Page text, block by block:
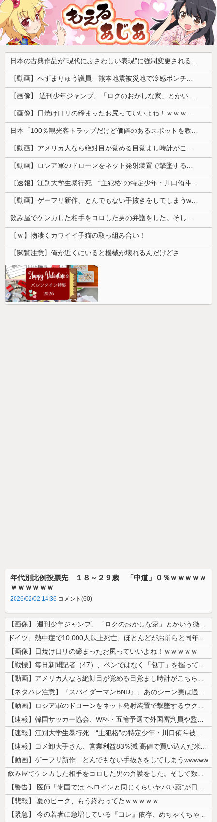
日本の古典作品が”現代にふさわしい表現”に強制変更される事態が進行中、今の価値観に照らせば……
【動画】へずまりゅう議員、熊本地震被災地で冷感ポンチョ配布 → 被災民の衝撃の反応がコチラ → ｗｗｗｗｗｗｗｗｗｗｗｗｗｗｗｗ
【画像】 週刊少年ジャンプ、「ロクのおかしな家」とかいう微妙な漫画を巻頭カラーにしたせいで100万部切る
【画像】日焼け口リの締まったお尻っていいよね！ｗｗｗｗｗ
日本「100％観光客トラップだけど価値のあるスポットを教えてほしい」
【動画】アメリカ人なら絶対目が覚める目覚まし時計がこちらｗｗｗｗｗ
【動画】ロシア軍のドローンをネット発射装置で撃墜するウクライナ。
【速報】江別大学生暴行死 “主犯格”の特定少年・川口侑斗被告に「無期懲役」の判決 当時17歳少年に「懲役30年」の判決
【動画】ゲーフリ新作、とんでもない手抜きをしてしまうwwwww
飲み屋でケンカした相手をコロした男の弁護をした。そして数年後、因果応報を思わせる出来事が…
【ｗ】物凄くカワイイ子猫の取っ組み合い！
【閲覧注意】俺が近くにいると機械が壊れるんだけどさ
年代別比例投票先 １８～２９歳 「中道」０％ｗｗｗｗｗ
ｗｗｗｗｗｗ
2026/02/02 14:36 コメント(60)
【画像】 週刊少年ジャンプ、「ロクのおかしな家」とかいう微妙な漫画を巻...
ドイツ、熱中症で10,000人以上死亡、ほとんどがお前らと同年代で若者...
【画像】日焼け口リの締まったお尻っていいよね！ｗｗｗｗｗ
【戦慄】毎日新聞記者（47）、ペンではなく「包丁」を握ってしまった結果...
【動画】アメリカ人なら絶対目が覚める目覚まし時計がこちらｗｗｗｗｗ
【ネタバレ注意】『スパイダーマンBND』、あのシーン実は過去作のセルフ...
【動画】ロシア軍のドローンをネット発射装置で撃墜するウクライナ。
【速報】韓国サッカー協会、W杯・五輪予選で外国審判員や監督官を性接待！...
【速報】江別大学生暴行死 “主犯格”の特定少年・川口侑斗被告に「無期懲...
【速報】コメ卸大手さん、営業利益83％減 高値で買い込んだ米が売れず「...
【動画】ゲーフリ新作、とんでもない手抜きをしてしまうwwwww
飲み屋でケンカした相手をコロした男の弁護をした。そして数年後、因果応報...
【警告】 医師「米国では”ヘロインと同じくらいヤバい薬”が日本では平気...
【悲報】 夏のピーク、もう終わってたｗｗｗｗｗ
【緊急】 今の若者に急増している『コレ』依存、めちゃくちゃ深刻な模様w...